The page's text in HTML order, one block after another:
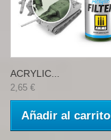
ACRYLIC...
2,65 €
Añadir al carrito